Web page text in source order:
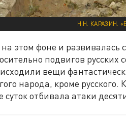
Н.Н. КАРАЗИН.
на этом фоне и развивалась
подвигов русских
вещи
народа, кроме
суток отбивала атаки